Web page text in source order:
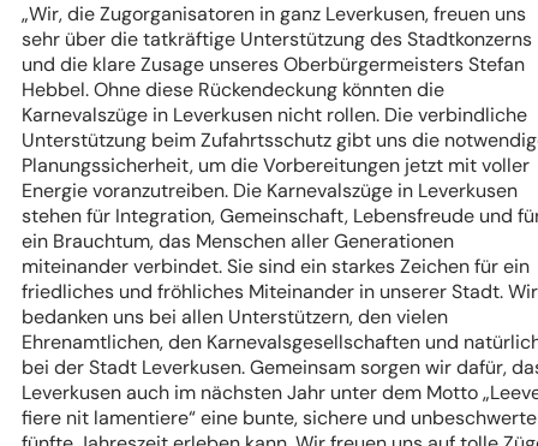
„Wir, die Zugorganisatoren in ganz Leverkusen, freuen uns
sehr über die tatkräftige Unterstützung des Stadtkonzerns
und die klare Zusage unseres Oberbürgermeisters Stefan
Hebbel. Ohne diese Rückendeckung könnten die
Karnevalszüge in Leverkusen nicht rollen. Die verbindliche
Unterstützung beim Zufahrtsschutz gibt uns die
Planungssicherheit, um die Vorbereitungen jetzt mit voller
Energie voranzutreiben. Die Karnevalszüge in Leverkusen
stehen für Integration, Gemeinschaft, Lebensfreude und
ein Brauchtum, das Menschen aller Generationen
miteinander verbindet. Sie sind ein starkes Zeichen für ein
friedliches und fröhliches Miteinander in unserer Stadt. Wir
bedanken uns bei allen Unterstützern, den vielen
Ehrenamtlichen, den Karnevalsgesellschaften und
bei der Stadt Leverkusen. Gemeinsam sorgen wir dafür,
Leverkusen auch im nächsten Jahr unter dem Motto
fiere nit lamentiere“ eine bunte, sichere und unbeschwerte